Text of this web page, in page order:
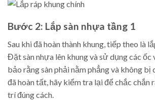
Bước 2: Lắp sàn nhựa tầng 1
Sau khi đã hoàn thành khung, tiếp theo là
Đặt sàn nhựa lên khung và sử dụng các
bảo rằng sàn phải nằm phẳng và không bị
đã hoàn tất, hãy kiểm tra lại để chắc chắn
trí đúng cách.